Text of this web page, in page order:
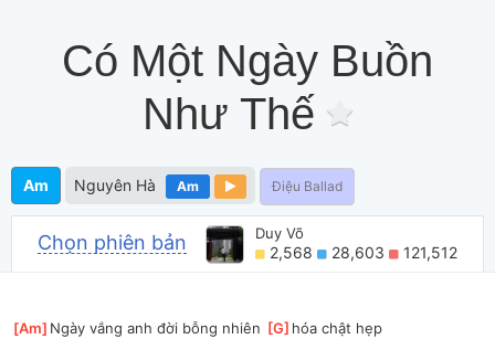
Có Một Ngày Buồn
Như Thế
Am Nguyên Hà Am Điệu Ballad
Chọn phiên bản Duy Võ
2,568 28,603 121,512
[Am ]Ngày vắng anh đời bỗng nhiên [G ]hóa chật hẹp